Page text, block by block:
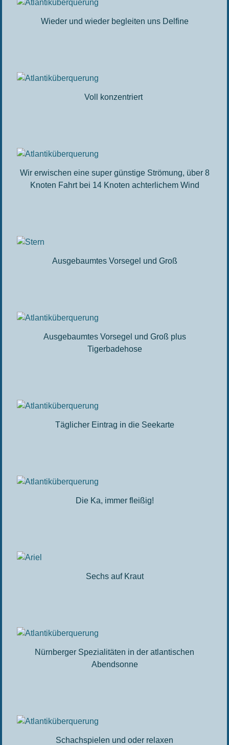
Wieder und wieder begleiten uns Delfine
Voll konzentriert
Wir erwischen eine super günstige Strömung, über 8
Knoten Fahrt bei 14 Knoten achterlichem Wind
Ausgebaumtes Vorsegel und Groß
Ausgebaumtes Vorsegel und Groß plus
Tigerbadehose
Täglicher Eintrag in die Seekarte
Die Ka, immer fleißig!
Sechs auf Kraut
Nürnberger Spezialitäten in der atlantischen
Abendsonne
Schachspielen und oder relaxen